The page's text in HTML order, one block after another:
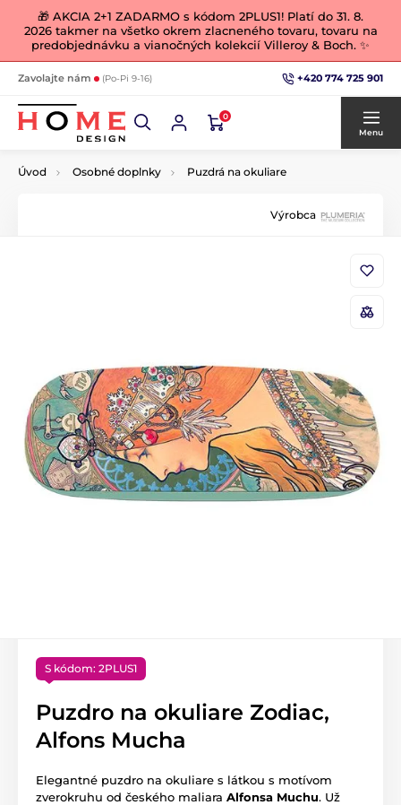
🎁 AKCIA 2+1 ZADARMO s kódom 2PLUS1! Platí do 31. 8.
2026 takmer na všetko okrem zlacneného tovaru, tovaru na
predobjednávku a vianočných kolekcií Villeroy & Boch. ✨
Zavolajte nám (Po-Pi 9-16) +420 774 725 901
0
Menu
Úvod Osobné doplnky Puzdrá na okuliare
Výrobca
S kódom: 2PLUS1
Puzdro na okuliare Zodiac,
Alfons Mucha
Elegantné puzdro na okuliare s látkou s motívom
zverokruhu od českého maliara Alfonsa Muchu. Už